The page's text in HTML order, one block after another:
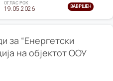
ОГЛАС РОК
19.05.2026 ЗАВРШЕН
за “Енергетски
на објектот ООУ